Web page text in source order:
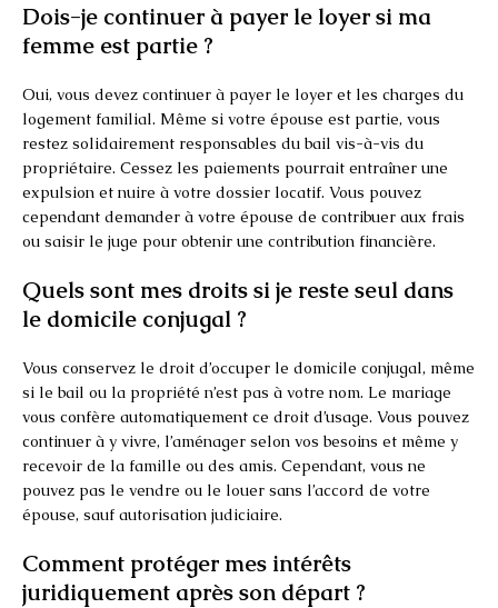
Dois-je continuer à payer le loyer si ma
femme est partie ?
Oui, vous devez continuer à payer le loyer et les charges du
logement familial. Même si votre épouse est partie, vous
restez solidairement responsables du bail vis-à-vis du
propriétaire. Cessez les paiements pourrait entraîner une
expulsion et nuire à votre dossier locatif. Vous pouvez
cependant demander à votre épouse de contribuer aux frais
ou saisir le juge pour obtenir une contribution financière.
Quels sont mes droits si je reste seul dans
le domicile conjugal ?
Vous conservez le droit d’occuper le domicile conjugal, même
si le bail ou la propriété n’est pas à votre nom. Le mariage
vous confère automatiquement ce droit d’usage. Vous pouvez
continuer à y vivre, l’aménager selon vos besoins et même y
recevoir de la famille ou des amis. Cependant, vous ne
pouvez pas le vendre ou le louer sans l’accord de votre
épouse, sauf autorisation judiciaire.
Comment protéger mes intérêts
juridiquement après son départ ?